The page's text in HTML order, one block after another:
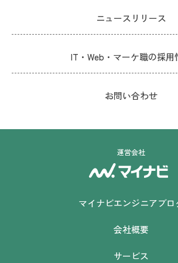
ニュースリリース
IT・Web・マーケ職の採用
お問い合わせ
運営会社
マイナビエンジニアブロ
会社概要
サービス